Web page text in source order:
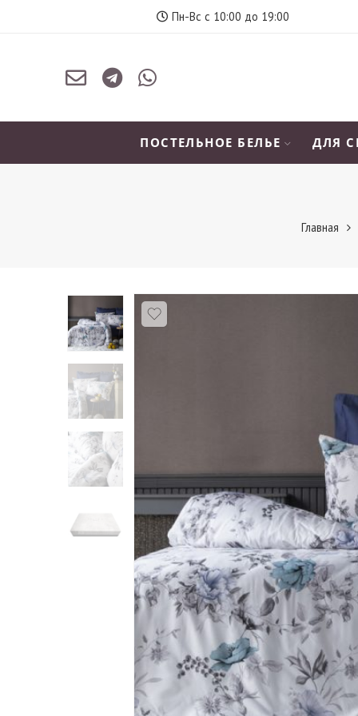
Пн-Вс с 10:00 до 19:00
ПОСТЕЛЬНОЕ БЕЛЬЕ ДЛЯ
Главная